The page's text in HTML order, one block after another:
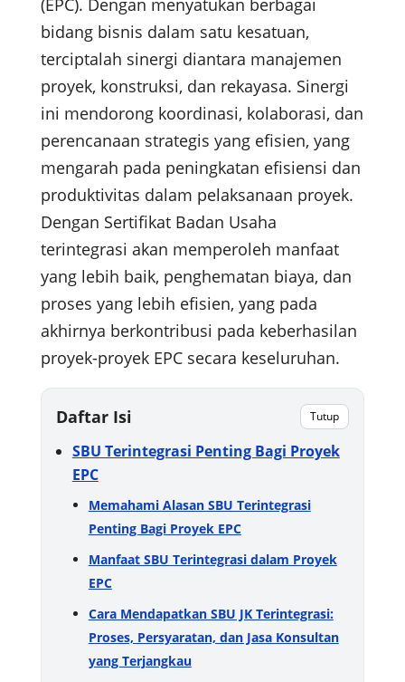
bidang bisnis dalam satu kesatuan,
terciptalah sinergi diantara manajemen
proyek, konstruksi, dan rekayasa. Sinergi
ini mendorong koordinasi, kolaborasi, dan
perencanaan strategis yang efisien, yang
mengarah pada peningkatan efisiensi dan
produktivitas dalam pelaksanaan proyek.
Dengan Sertifikat Badan Usaha
terintegrasi akan memperoleh manfaat
yang lebih baik, penghematan biaya, dan
proses yang lebih efisien, yang pada
akhirnya berkontribusi pada keberhasilan
proyek-proyek EPC secara keseluruhan.
Daftar Isi Tutup
SBU Terintegrasi Penting Bagi Proyek
EPC
Memahami Alasan SBU Terintegrasi
Penting Bagi Proyek EPC
Manfaat SBU Terintegrasi dalam Proyek
EPC
Cara Mendapatkan SBU JK Terintegrasi:
Proses, Persyaratan, dan Jasa Konsultan
yang Terjangkau